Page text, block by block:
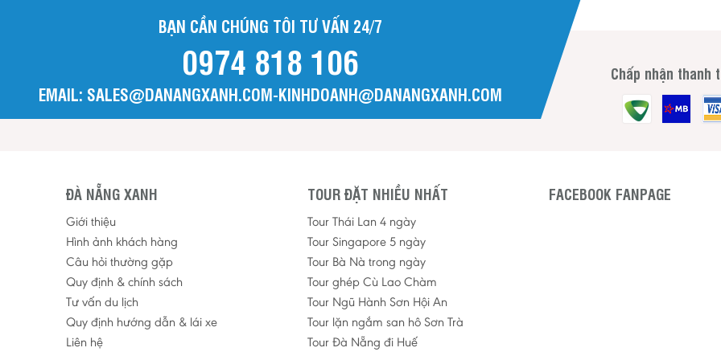
BẠN CẦN CHÚNG TÔI TƯ VẤN 24/7
0974 818 106
EMAIL: SALES@DANANGXANH.COM-KINHDOANH@DANANGXANH.COM
Chấp nhận thanh
ĐÀ NẴNG XANH
Giới thiệu
Hình ảnh khách hàng
Câu hỏi thường gặp
Quy định & chính sách
Tư vấn du lịch
Quy định hướng dẫn & lái xe
Liên hệ
TOUR ĐẶT NHIỀU NHẤT
Tour Thái Lan 4 ngày
Tour Singapore 5 ngày
Tour Bà Nà trong ngày
Tour ghép Cù Lao Chàm
Tour Ngũ Hành Sơn Hội An
Tour lặn ngắm san hô Sơn Trà
Tour Đà Nẵng đi Huế
FACEBOOK FANPAGE